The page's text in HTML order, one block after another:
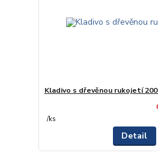
Kladivo s dřevěnou rukojetí
/ks
Detail